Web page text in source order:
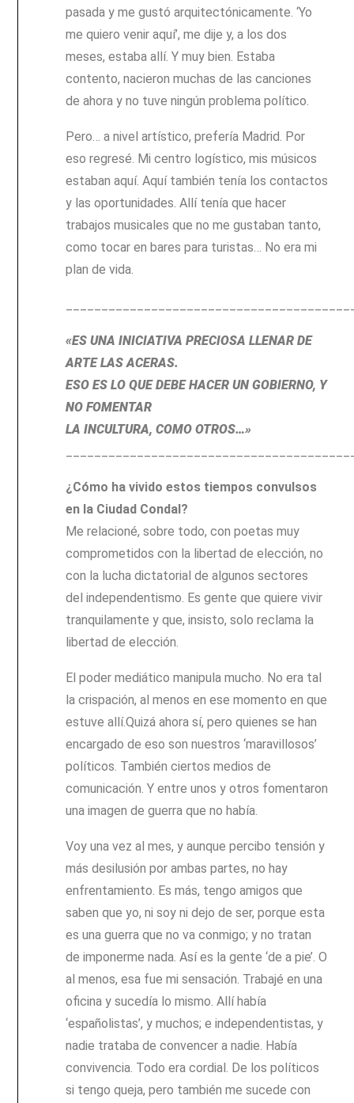
pasada y me gustó arquitectónicamente. ‘Yo
me quiero venir aquí’, me dije y, a los dos
meses, estaba allí. Y muy bien. Estaba
contento, nacieron muchas de las canciones
de ahora y no tuve ningún problema político.
Pero… a nivel artístico, prefería Madrid. Por
eso regresé. Mi centro logístico, mis músicos
estaban aquí. Aquí también tenía los contactos
y las oportunidades. Allí tenía que hacer
trabajos musicales que no me gustaban tanto,
como tocar en bares para turistas… No era mi
plan de vida.
«ES UNA INICIATIVA PRECIOSA LLENAR DE
ARTE LAS ACERAS.
ESO ES LO QUE DEBE HACER UN GOBIERNO, Y
NO FOMENTAR
LA INCULTURA, COMO OTROS…»
¿Cómo ha vivido estos tiempos convulsos
en la Ciudad Condal?
Me relacioné, sobre todo, con poetas muy
comprometidos con la libertad de elección, no
con la lucha dictatorial de algunos sectores
del independentismo. Es gente que quiere vivir
tranquilamente y que, insisto, solo reclama la
libertad de elección.
El poder mediático manipula mucho. No era tal
la crispación, al menos en ese momento en que
estuve allí.Quizá ahora sí, pero quienes se han
encargado de eso son nuestros ‘maravillosos’
políticos. También ciertos medios de
comunicación. Y entre unos y otros fomentaron
una imagen de guerra que no había.
Voy una vez al mes, y aunque percibo tensión y
más desilusión por ambas partes, no hay
enfrentamiento. Es más, tengo amigos que
saben que yo, ni soy ni dejo de ser, porque esta
es una guerra que no va conmigo; y no tratan
de imponerme nada. Así es la gente ‘de a pie’. O
al menos, esa fue mi sensación. Trabajé en una
oficina y sucedía lo mismo. Allí había
‘españolistas’, y muchos; e independentistas, y
nadie trataba de convencer a nadie. Había
convivencia. Todo era cordial. De los políticos
si tengo queja, pero también me sucede con